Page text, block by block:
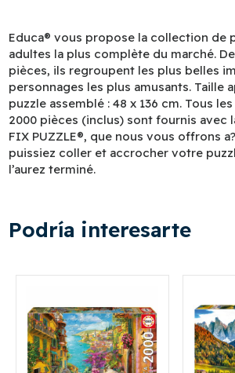
Educa® vous propose la collection de
adultes la plus complète du marché.
pièces, ils regroupent les plus belles
personnages les plus amusants. Taille
puzzle assemblé : 48 x 136 cm. Tous
2000 pièces (inclus) sont fournis avec
FIX PUZZLE®, que nous vous offrons
puissiez coller et accrocher votre
l’aurez terminé.
Podría interesarte